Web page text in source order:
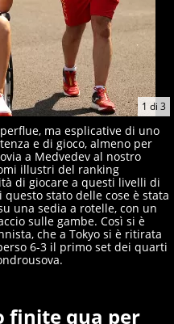
1 di 3
ma esplicative di uno
e di gioco, almeno per
a Medvedev al nostro
illustri del ranking
di giocare a questi livelli di
stato delle cose è stata
una sedia a rotelle, con un
sulle gambe. Così si è
che a Tokyo si è ritirata
6-3 il primo set dei quarti
finite qua per